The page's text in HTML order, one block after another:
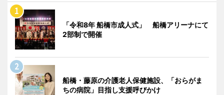
「令和8年 船橋市成人式」 船橋アリーナにて
2部制で開催
船橋・藤原の介護老人保健施設、「おらがま
ちの病院」目指し支援呼びかけ